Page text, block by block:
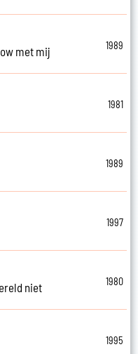
met mij
1989
1981
1989
1997
niet
1980
1995